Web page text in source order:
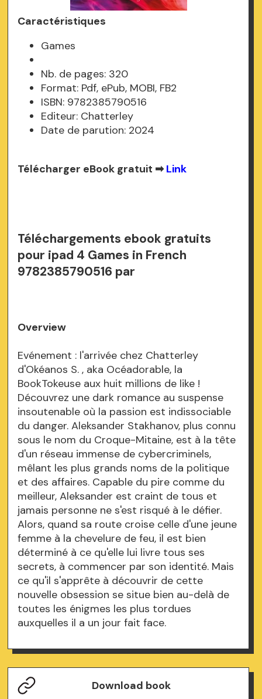
Caractéristiques
Games
Nb. de pages: 320
Format: Pdf, ePub, MOBI, FB2
ISBN: 9782385790516
Editeur: Chatterley
Date de parution: 2024
Télécharger eBook gratuit ➡Link
Téléchargements ebook gratuits
pour ipad 4 Games in French
9782385790516 par
Overview
Evénement : l'arrivée chez Chatterley
d'Okéanos S. , aka Océadorable, la
BookTokeuse aux huit millions de like !
Découvrez une dark romance au suspense
insoutenable où la passion est indissociable
du danger. Aleksander Stakhanov, plus connu
sous le nom du Croque-Mitaine, est à la tête
d'un réseau immense de cybercriminels,
mêlant les plus grands noms de la politique
et des affaires. Capable du pire comme du
meilleur, Aleksander est craint de tous et
jamais personne ne s'est risqué à le défier.
Alors, quand sa route croise celle d'une jeune
femme à la chevelure de feu, il est bien
déterminé à ce qu'elle lui livre tous ses
secrets, à commencer par son identité. Mais
ce qu'il s'apprête à découvrir de cette
nouvelle obsession se situe bien au-delà de
toutes les énigmes les plus tordues
auxquelles il a un jour fait face.
Download book